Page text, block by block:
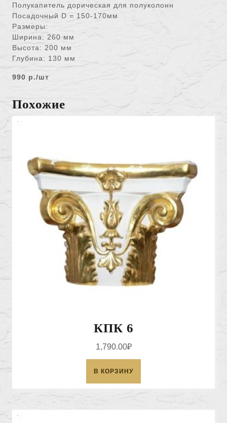
Полукапитель дорическая для полуколонн
Посадочный D = 150-170мм
Размеры:
Ширина: 260 мм
Высота: 200 мм
Глубина: 130 мм
990 р./шт
Похожие
КПК 6
1,790.00₽
В КОРЗИНУ